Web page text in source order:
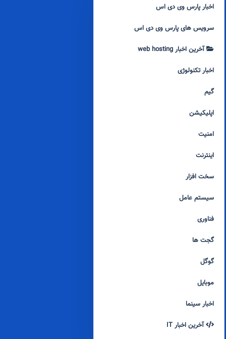
اخبار پارس وی دی اس
سرویس های پارس وی دی اس
آخرین اخبار web hosting
اخبار تکنولوژی
گیم
اپلیکیشن
امنیت
اینترنت
سخت افزار
سیستم عامل
فناوری
گجت ها
گوگل
موبایل
اخبار سینما
آخرین اخبار IT